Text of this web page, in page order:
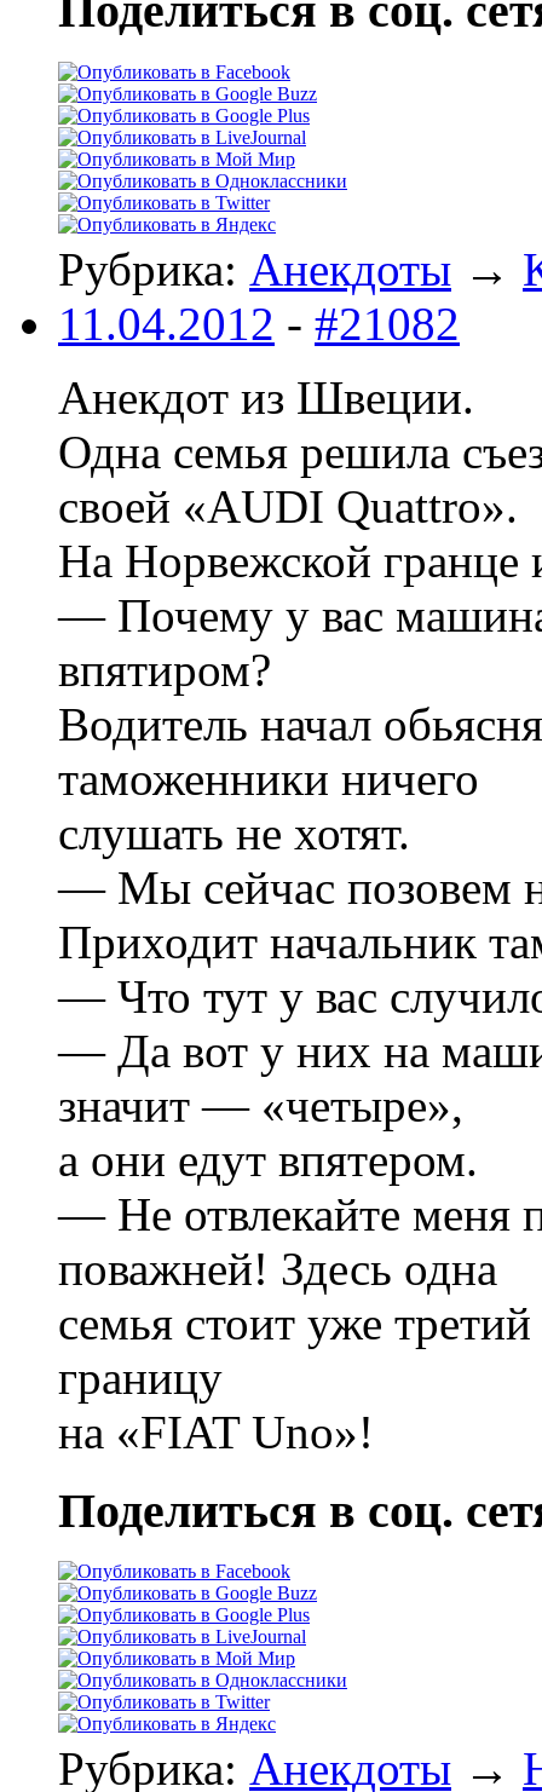
Рубрика: Анекдоты →
11.04.2012 - #21082
Анекдот из Швеции.
Одна семья решила
своей «AUDI Quattro».
На Норвежской гранце
— Почему у вас
впятиром?
Водитель начал
таможенники ничего
слушать не хотят.
— Мы сейчас позовем
Приходит начальник
— Что тут у вас
— Да вот у них на
значит — «четыре»,
а они едут впятером.
— Не отвлекайте меня
поважней! Здесь одна
семья стоит уже
границу
на «FIAT Uno»!
Поделиться в соц.
Рубрика: Анекдоты →